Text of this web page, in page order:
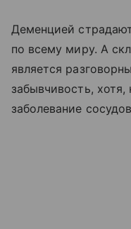
Деменцией
по всему миру. А
является
забывчивость,
заболевание